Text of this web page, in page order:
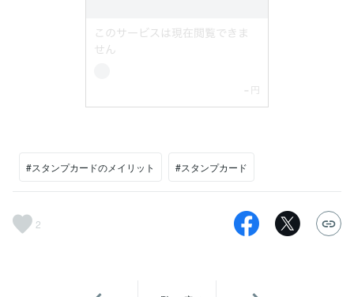
#スタンプカードのメイリット #スタンプカード
2